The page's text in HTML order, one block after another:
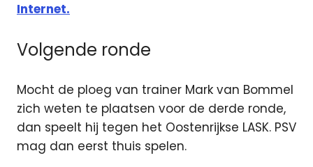
Internet.
Volgende ronde
Mocht de ploeg van trainer Mark van Bommel
zich weten te plaatsen voor de derde ronde,
dan speelt hij tegen het Oostenrijkse LASK. PSV
mag dan eerst thuis spelen.